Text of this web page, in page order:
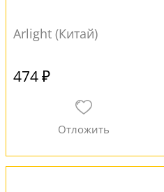
Arlight (Китай)
474 ₽